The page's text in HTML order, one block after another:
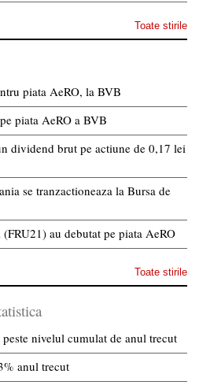
Toate stirile
piata AeRO, la BVB
piata AeRO a BVB
dividend brut pe actiune de 0,17 lei
se tranzactioneaza la Bursa de
au debutat pe piata AeRO
Toate stirile
nivelul cumulat de anul trecut
anul trecut